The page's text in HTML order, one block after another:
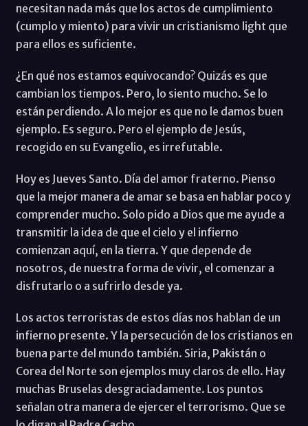
necesitan nada más que los actos de cumplimiento
(cumplo y miento) para vivir un cristianismo light que
para ellos es suficiente.
¿En qué nos estamos equivocando? Quizás es que
cambian los tiempos. Pero, lo siento mucho. Se lo
están perdiendo. A lo mejor es que no le damos buen
ejemplo. Es seguro. Pero el ejemplo de Jesús,
recogido en su Evangelio, es irrefutable.
Hoy es Jueves Santo. Día del amor fraterno. Pienso
que la mejor manera de amar se basa en hablar poco y
comprender mucho. Solo pido a Dios que me ayude a
transmitir la idea de que el cielo y el infierno
comienzan aquí, en la tierra. Y que depende de
nosotros, de nuestra forma de vivir, el comenzar a
disfrutarlo o a sufrirlo desde ya.
Los actos terroristas de estos días nos hablan de un
infierno presente. Y la persecución de los cristianos en
buena parte del mundo también. Siria, Pakistán o
Corea del Norte son ejemplos muy claros de ello. Hay
muchas Bruselas desgraciadamente. Los puntos
señalan otra manera de ejercer el terrorismo. Que se